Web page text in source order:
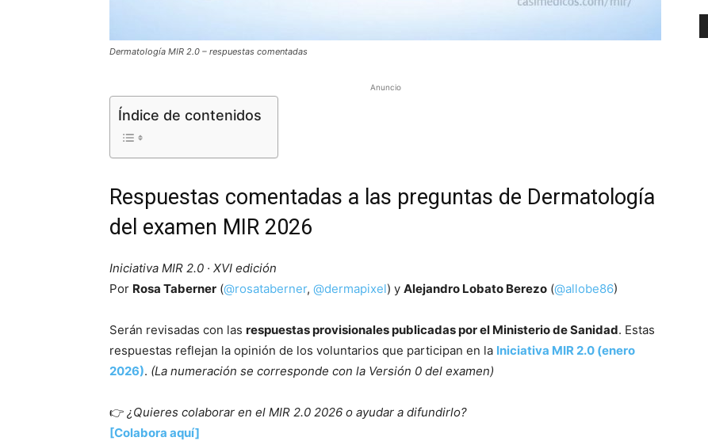
Dermatología MIR 2.0 – respuestas comentadas
Anuncio
Índice de contenidos
Respuestas comentadas a las preguntas de Dermatología
del examen MIR 2026
Iniciativa MIR 2.0 · XVI edición
Por Rosa Taberner (@rosataberner, @dermapixel) y Alejandro Lobato Berezo (@allobe86)
Serán revisadas con las respuestas provisionales publicadas por el Ministerio de Sanidad. Estas
respuestas reflejan la opinión de los voluntarios que participan en la Iniciativa MIR 2.0 (enero
2026). (La numeración se corresponde con la Versión 0 del examen)
👉 ¿Quieres colaborar en el MIR 2.0 2026 o ayudar a difundirlo?
[Colabora aquí]